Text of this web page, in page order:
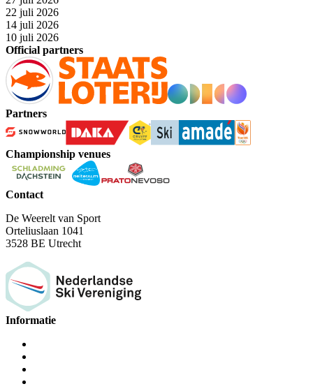
22 juli 2026
14 juli 2026
10 juli 2026
Official partners
Partners
Championship venues
Contact
De Weerelt van Sport
Orteliuslaan 1041
3528 BE Utrecht
Informatie